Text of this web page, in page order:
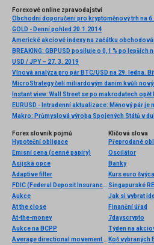
Forexové online zpravodajství
Obchodní doporučení pro kryptoměnový trh na
GOLD - Denní pohled 20.1.2014
USD / JPY – 27. 3. 2019
Forex slovník pojmů
Hypoteční obligace
Emisní cena (cenné papíry)
Asijská opce
Adaptive filter
FDIC (Federal Deposit Insurance Corporation)
Aukce
At the close
At-the-money
Aukce na BCPP
Average directional movement index (ADX)
Klíčová slova
Přeprodané
Oscilátor
Banky
Kurs euro
Singapurské
Jak si vybrat
Finanční úřad
7dayscrypto
Týden na
Koš vybraných